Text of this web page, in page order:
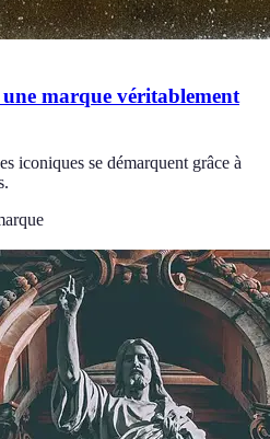
marque véritablement
iconiques se démarquent grâce à